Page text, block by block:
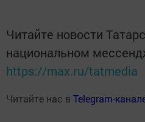
Читайте новости
национальном
https://max.ru/tatmedia
Читайте нас в Telegram-